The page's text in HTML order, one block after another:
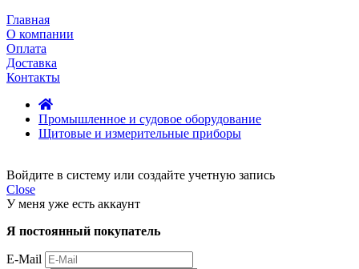
Главная
О компании
Оплата
Доставка
Контакты
Промышленное и судовое оборудование
Щитовые и измерительные приборы
Войдите в систему или создайте учетную запись
Close
У меня уже есть аккаунт
Я постоянный покупатель
E-Mail